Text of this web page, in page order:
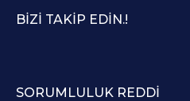
BIZI TAKIP EDIN.!
SORUMLULUK REDDI